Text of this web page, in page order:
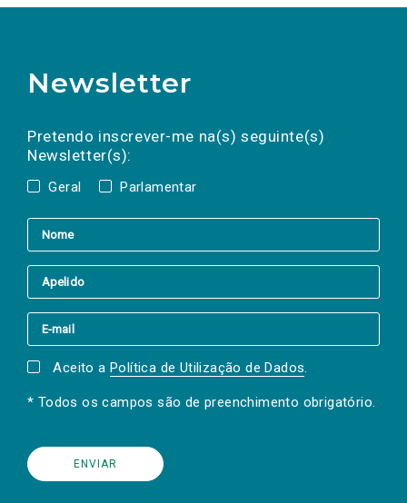
Newsletter
Pretendo inscrever-me na(s) seguinte(s)
Newsletter(s):
Geral Parlamentar
a(s) newsletter(s).
mail
Aceito a Política de Utilização de Dados.
* Todos os campos são de preenchimento obrigatório.